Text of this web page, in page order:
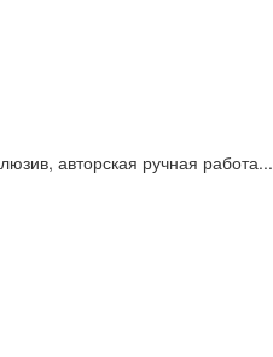
авторская ручная работа...